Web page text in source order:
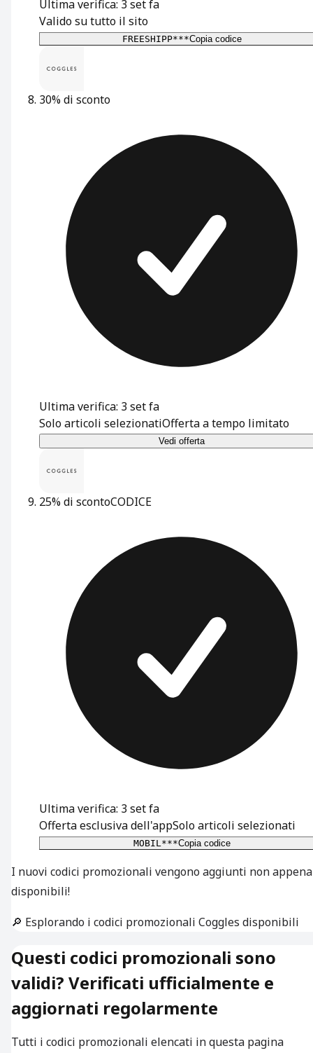
Ultima verifica: 3 set fa
Valido su tutto il sito
FREESHIPP***Copia codice
30% di sconto
Ultima verifica: 3 set fa
Solo articoli selezionatiOfferta a tempo limitato
Vedi offerta
25% di scontoCODICE
Ultima verifica: 3 set fa
Offerta esclusiva dell'appSolo articoli selezionati
MOBIL***Copia codice
I nuovi codici promozionali vengono aggiunti non appena
disponibili!
🔎 Esplorando i codici promozionali Coggles disponibili
Questi codici promozionali sono
validi? Verificati ufficialmente e
aggiornati regolarmente
Tutti i codici promozionali elencati in questa pagina